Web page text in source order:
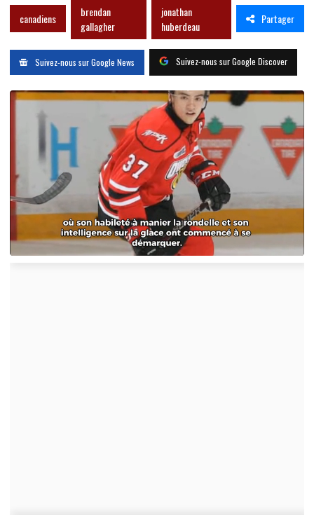
canadiens
brendan
gallagher
jonathan
huberdeau
Partager
Suivez-nous sur Google News Suivez-nous sur Google Discover